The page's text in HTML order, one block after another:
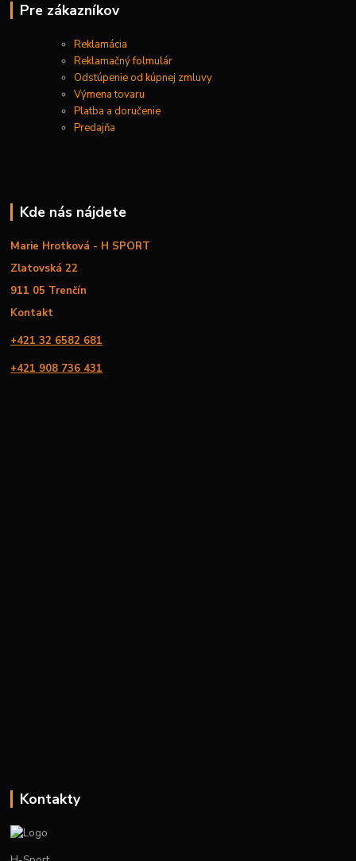
Pre zákazníkov
Reklamácia
Reklamačný folmulár
Odstúpenie od kúpnej zmluvy
Výmena tovaru
Platba a doručenie
Predajňa
Kde nás nájdete
Marie Hrotková - H SPORT
Zlatovská 22
911 05 Trenčín
Kontakt
+421 32 6582 681
+421 908 736 431
Kontakty